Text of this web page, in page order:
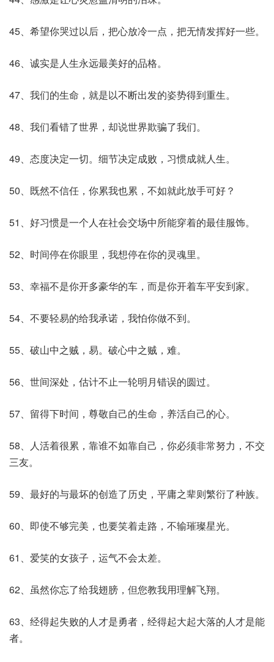
45、希望你哭过以后，把心放冷一点，把无情发挥好一些。
46、诚实是人生永远最美好的品格。
47、我们的生命，就是以不断出发的姿势得到重生。
48、我们看错了世界，却说世界欺骗了我们。
49、态度决定一切。细节决定成败，习惯成就人生。
50、既然不信任，你累我也累，不如就此放手可好？
51、好习惯是一个人在社会交场中所能穿着的最佳服饰。
52、时间停在你眼里，我想停在你的灵魂里。
53、幸福不是你开多豪华的车，而是你开着车平安到家。
54、不要轻易的给我承诺，我怕你做不到。
55、破山中之贼，易。破心中之贼，难。
56、世间深处，估计不止一轮明月错误的圆过。
57、留得下时间，尊敬自己的生命，养活自己的心。
58、人活着很累，靠谁不如靠自己，你必须非常努力，不交
三友。
59、最好的与最坏的创造了历史，平庸之辈则繁衍了种族。
60、即使不够完美，也要笑着走路，不输璀璨星光。
61、爱笑的女孩子，运气不会太差。
62、虽然你忘了给我翅膀，但您教我用理解飞翔。
63、经得起失败的人才是勇者，经得起大起大落的人才是能
者。